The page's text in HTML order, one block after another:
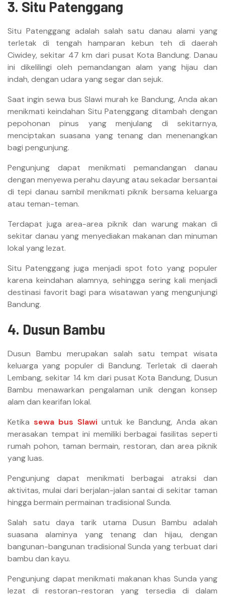
3. Situ Patenggang
Situ Patenggang adalah salah satu danau alami yang
terletak di tengah hamparan kebun teh di daerah
Ciwidey, sekitar 47 km dari pusat Kota Bandung. Danau
ini dikelilingi oleh pemandangan alam yang hijau dan
indah, dengan udara yang segar dan sejuk.
Saat ingin sewa bus Slawi murah ke Bandung, Anda akan
menikmati keindahan Situ Patenggang ditambah dengan
pepohonan pinus yang menjulang di sekitarnya,
menciptakan suasana yang tenang dan menenangkan
bagi pengunjung.
Pengunjung dapat menikmati pemandangan danau
dengan menyewa perahu dayung atau sekadar bersantai
di tepi danau sambil menikmati piknik bersama keluarga
atau teman-teman.
Terdapat juga area-area piknik dan warung makan di
sekitar danau yang menyediakan makanan dan minuman
lokal yang lezat.
Situ Patenggang juga menjadi spot foto yang populer
karena keindahan alamnya, sehingga sering kali menjadi
destinasi favorit bagi para wisatawan yang mengunjungi
Bandung.
4. Dusun Bambu
Dusun Bambu merupakan salah satu tempat wisata
keluarga yang populer di Bandung. Terletak di daerah
Lembang, sekitar 14 km dari pusat Kota Bandung, Dusun
Bambu menawarkan pengalaman unik dengan konsep
alam dan kearifan lokal.
Ketika sewa bus Slawi untuk ke Bandung, Anda akan
merasakan tempat ini memiliki berbagai fasilitas seperti
rumah pohon, taman bermain, restoran, dan area piknik
yang luas.
Pengunjung dapat menikmati berbagai atraksi dan
aktivitas, mulai dari berjalan-jalan santai di sekitar taman
hingga bermain permainan tradisional Sunda.
Salah satu daya tarik utama Dusun Bambu adalah
suasana alaminya yang tenang dan hijau, dengan
bangunan-bangunan tradisional Sunda yang terbuat dari
bambu dan kayu.
Pengunjung dapat menikmati makanan khas Sunda yang
lezat di restoran-restoran yang tersedia di dalam